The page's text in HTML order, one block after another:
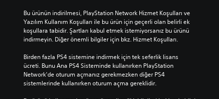
Bu ürünün indirilmesi, PlayStation Network Hizmet Koşulları ve
Yazılım Kullanım Koşulları ile bu ürün için geçerli olan belirli ek
koşullara tabidir. Şartları kabul etmek istemiyorsanız bu ürünü
indirmeyin. Diğer önemli bilgiler için bkz. Hizmet Koşulları.
Birden fazla PS4 sistemine indirmek için tek seferlik lisans
ücreti. Bunu Ana PS4 Sisteminde kullanırken PlayStation
Network'de oturum açmanız gerekmezken diğer PS4
sistemlerinde kullanırken oturum açma gereklidir.